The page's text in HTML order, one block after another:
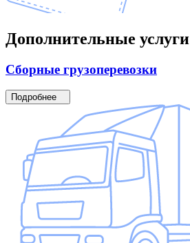
Дополнительные услуги
Сборные грузоперевозки
Подробнее